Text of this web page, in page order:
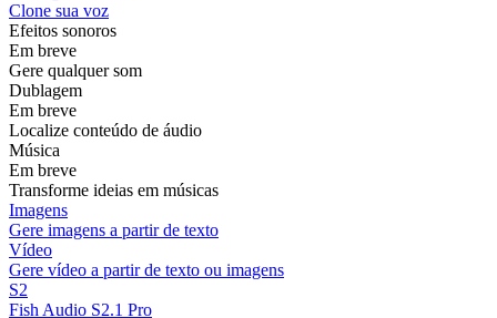
Clone sua voz
Efeitos sonoros
Em breve
Gere qualquer som
Dublagem
Em breve
Localize conteúdo de áudio
Música
Em breve
Transforme ideias em músicas
Imagens
Gere imagens a partir de texto
Vídeo
Gere vídeo a partir de texto ou imagens
S2
Fish Audio S2.1 Pro